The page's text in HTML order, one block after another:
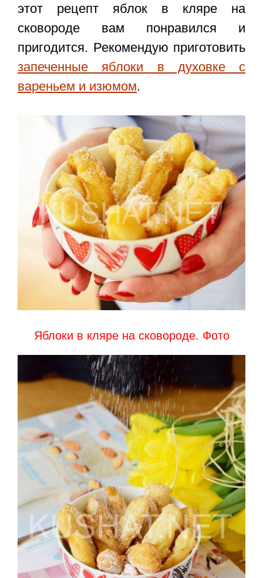
этот рецепт яблок в кляре на
сковороде вам понравился и
пригодится. Рекомендую приготовить
запеченные яблоки в духовке с
вареньем и изюмом.
Яблоки в кляре на сковороде. Фото